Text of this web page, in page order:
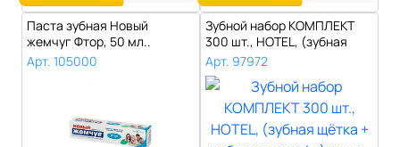
Паста зубная Новый
жемчуг Фтор, 50 мл..
Арт. 105000
Зубной набор КОМПЛЕКТ
300 шт., HOTEL, (зубная
щётка + з..
Арт. 97972